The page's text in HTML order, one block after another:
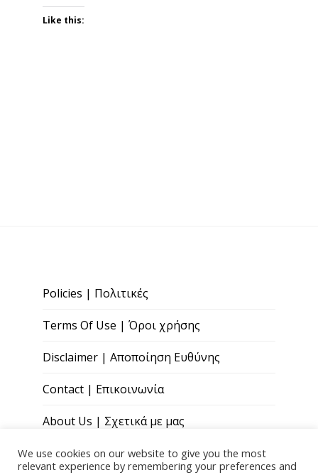
Like this:
Policies | Πολιτικές
Terms Of Use | Όροι χρήσης
Disclaimer | Αποποίηση Ευθύνης
Contact | Επικοινωνία
About Us | Σχετικά με μας
We use cookies on our website to give you the most
relevant experience by remembering your preferences and